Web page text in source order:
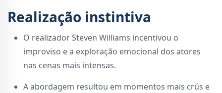
Realização instintiva
O realizador Steven Williams incentivou o
improviso e a exploração emocional dos atores
nas cenas mais intensas.
A abordagem resultou em momentos mais crús e